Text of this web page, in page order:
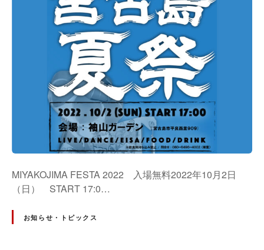
MIYAKOJIMA FESTA 2022 入場無料2022年10月2日
（日） START 17:0…
お知らせ・トピックス